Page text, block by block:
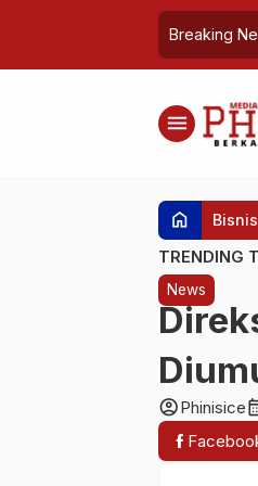
Breaking
menu
home Bisnis
TRENDING
News
account_circlePhinisice